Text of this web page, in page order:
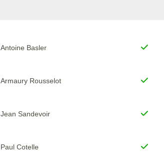
Antoine Basler
Armaury Rousselot
Jean Sandevoir
Paul Cotelle